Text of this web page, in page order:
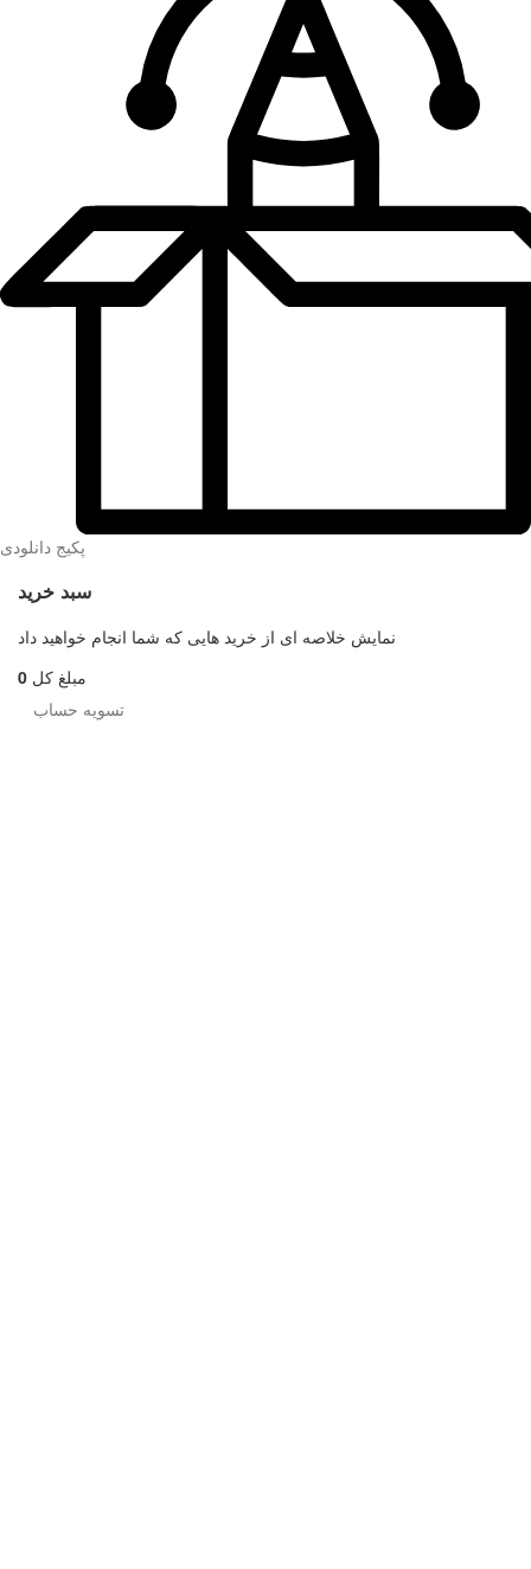
پکیج دانلودی
سبد خرید
نمایش خلاصه ای از خرید هایی که شما انجام خواهید داد
0 مبلغ کل
تسویه حساب